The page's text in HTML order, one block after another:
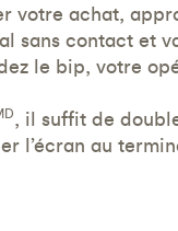
votre achat,
sans contact et
le bip, votre
, il suffit de
l’écran au